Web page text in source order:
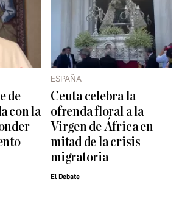
de
con la
ESPAÑA
Ceuta celebra la
ofrenda floral a la
Virgen de África en
mitad de la crisis
migratoria
El Debate